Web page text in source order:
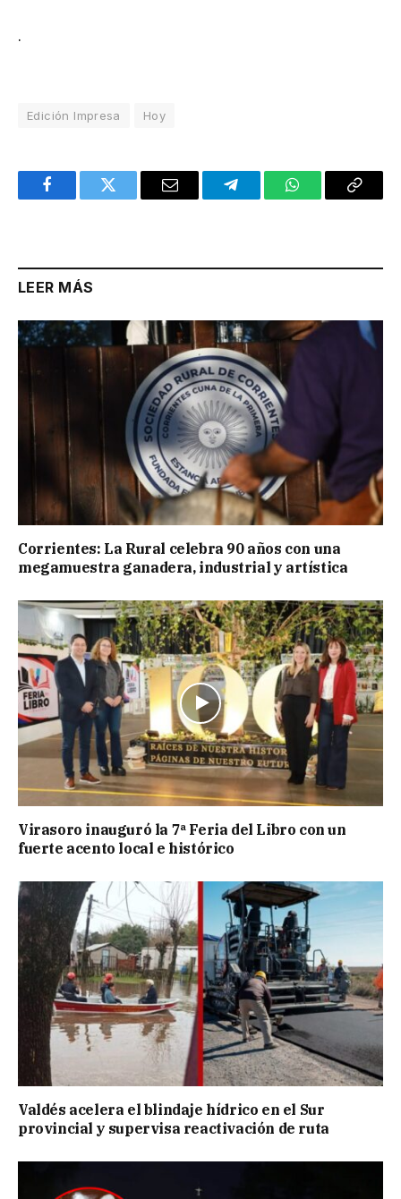
.
Edición Impresa Hoy
FacebookTwitter Email TelegramWhatsAppCopy
LEER MÁS
Corrientes: La Rural celebra 90 años con una
megamuestra ganadera, industrial y artística
Virasoro inauguró la 7ª Feria del Libro con un
fuerte acento local e histórico
Valdés acelera el blindaje hídrico en el Sur
provincial y supervisa reactivación de ruta